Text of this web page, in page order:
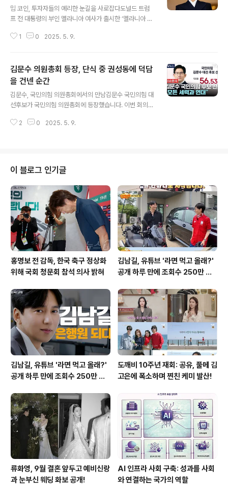
밈 코인, 투자자들의 예리한 눈길을 사로잡다도널드 트럼
프 전 대통령의 부인 멜라니아 여사가 출시한 ‘멜라니아 코
고 있습니다. 발표 2분 전부터 특정 트레이더들이 미리 정
러 규모의 코인을 사들였고, 발매 후 가격이 급등하면서 약
9660만 달러, 즉 1380억 원의 수익을 올렸다고 합니다.
이와 같은 사건은 밈 코인 특유의 가격 변동성을 잘 보여주
는 사례로, 초기 투자자들이 어떻게 큰 이익을 얻을 수 있는
밈 코인은 단순히 재미를 위한 것이 아니라, 시장의 흐름을
1 0 2025. 5. 9.
김문수 의원총회 등장, 단식 중 권성동에 덕담
을 건넨 순간
김문수, 국민의힘 의원총회에서의 만남김문수 국민의힘 대
선후보가 국민의힘 의원총회에 등장했습니다. 이번 회의는
받았습니다. 그의 출현에 맞춰 권영세 비상대책위원장과
에 처해 있었기에 김 후보의 격려가 더욱 의미 있게 다가왔
습니다. 실제로, 정치인들이 서로에게 격려의 말을 건네는
모습은 정치적 긴장 속에서도 인간적인 유대를 느낄 수 있
게 합니다. 단식 중인 권성동 의원, 김문수의 덕담김문수 후
보는 권성동 원내대표에게 '단식 힘드시지 않느냐'고 물으
며 진심 어린 걱정을 표현했습니다. ..
2 0 2025. 5. 9.
이 블로그 인기글
홍명보 전 감독, 한국 축구 정상화
위해 국회 청문회 참석 의사 밝혀
김남길, 유튜브 '라면 먹고 올래?'
공개 하루 만에 조회수 250만 돌
김남길, 유튜브 '라면 먹고 올래?'
공개 하루 만에 조회수 250만 돌
도깨비 10주년 재회: 공유, 풀메 김
고은에 폭소하며 찐친 케미 발산!
류화영, 9월 결혼 앞두고 예비신랑
과 눈부신 웨딩 화보 공개!
AI 인프라 사회 구축: 성과를 사회
와 연결하는 국가의 역할